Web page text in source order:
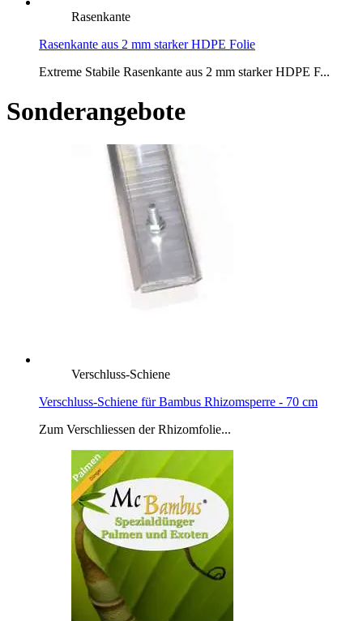
Rasenkante
Rasenkante aus 2 mm starker HDPE Folie
Extreme Stabile Rasenkante aus 2 mm starker HDPE F...
Sonderangebote
Verschluss-Schiene
Verschluss-Schiene für Bambus Rhizomsperre - 70 cm
Zum Verschliessen der Rhizomfolie...